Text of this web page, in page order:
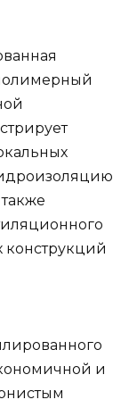
конструкций
и